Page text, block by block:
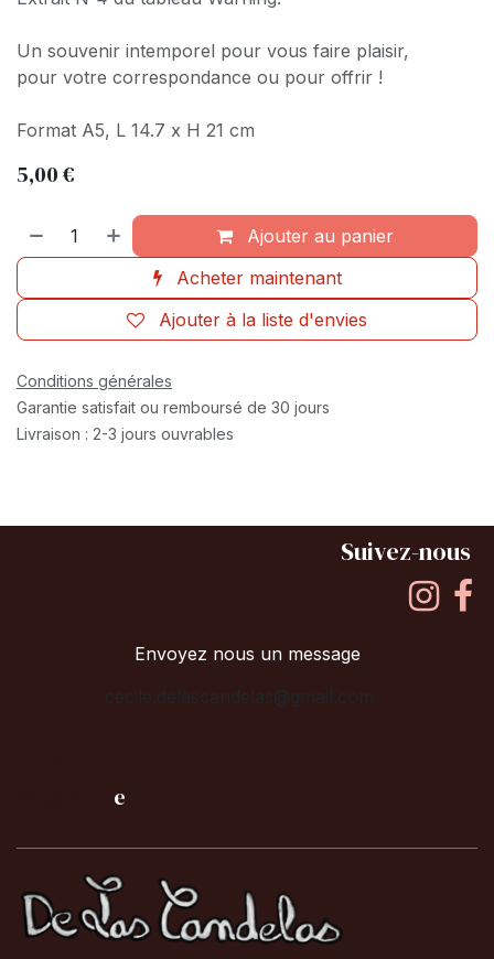
Un souvenir intemporel pour vous faire plaisir,
pour votre correspondance ou pour offrir !
Format A5, L 14.7 x H 21 cm
5,00€
Ajouter au panier
Acheter maintenant
Ajouter à la liste d'envies
Conditions générales
Garantie satisfait ou remboursé de 30 jours
Livraison : 2-3 jours ouvrables
Suivez-nous
Envoyez nous un message
e